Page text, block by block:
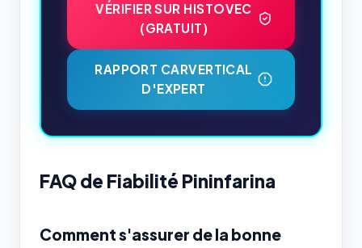
VÉRIFIER SUR HISTOVEC
(GRATUIT)
RAPPORT CARVERTICAL
D'EXPERT
FAQ de Fiabilité Pininfarina
Comment s'assurer de la bonne